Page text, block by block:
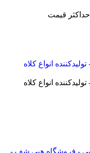
حداکثر قیمت